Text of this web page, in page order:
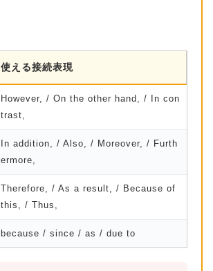
使える接続表現
However, / On the other hand, / In con
trast,
In addition, / Also, / Moreover, / Furth
ermore,
Therefore, / As a result, / Because of
this, / Thus,
because / since / as / due to